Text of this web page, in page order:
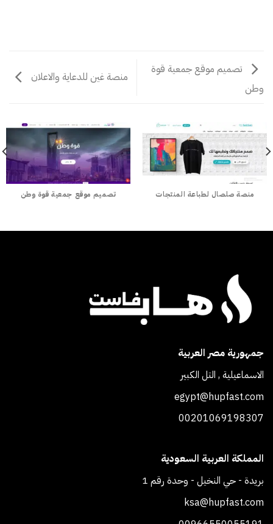
تصميم موقع جمعية قوة
وطن
منصة غين للدعاية والاعلان
منصة صلصال لطباعة المنتجات تصميم موقع جمعية قوة وطن
جمهورية مصر العربية
الاسماعيلية , التل الكبير
egypt@hupfast.com
00201069198307
المملكة العربية السعودية
بريدة - حي النخيل - وحدة رقم 1
ksa@hupfast.com